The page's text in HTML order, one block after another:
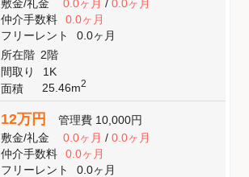
敷金/礼金 0.0ヶ月/ 0.0ヶ月
仲介手数料
0.0ヶ月
フリーレント
0.0ヶ月
所在階 2階
間取り
1K
面積
25.46m2
12万円 管理費 10,000円
敷金/礼金 0.0ヶ月/ 0.0ヶ月
仲介手数料
0.0ヶ月
フリーレント
0.0ヶ月